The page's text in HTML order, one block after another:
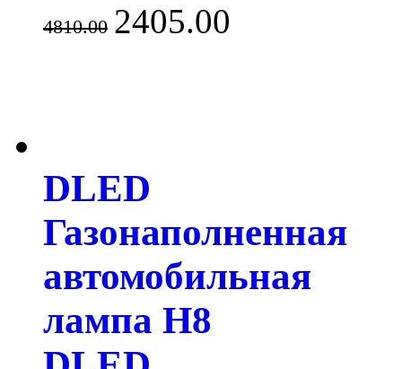
4810.00 2405.00
DLED
Газонаполненная
автомобильная
лампа H8